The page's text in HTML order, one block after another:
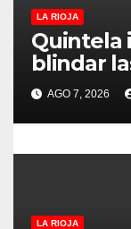
LA RIOJA
Quintela
blindar
Rioja:
puntos
AGO 7, 2026
LA RIOJA